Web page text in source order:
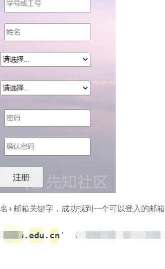
+邮箱关键字，成功找到一个可以登入的邮箱